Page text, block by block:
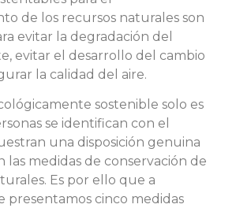
de los recursos naturales son
evitar la degradación del
evitar el desarrollo del cambio
la calidad del aire.
sostenible solo es
se identifican con el
una disposición genuina
las medidas de conservación de
Es por ello que a
presentamos cinco medidas